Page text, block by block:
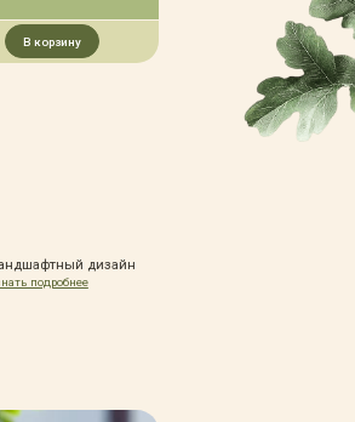
В корзину
дизайн
подробнее